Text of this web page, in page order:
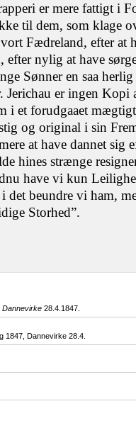
er mere fattigt i
til dem, som klage
Fædreland, efter at
efter nylig at have
Sønner en saa
Jerichau er ingen
i et forudgaaet
og original i sin
at have dannet sig
hines strænge
have vi kun
beundre vi ham,
Storhed”.
Dannevirke 28.4.1847.
1847, Dannevirke 28.4.